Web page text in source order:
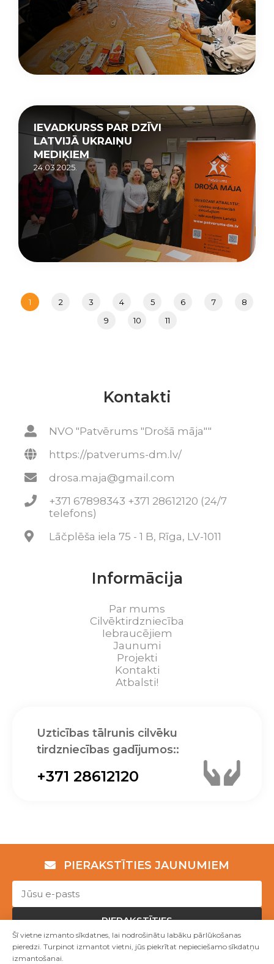
IEVADKURSS PAR DZĪVI
LATVIJĀ UKRAIŅU
MEDIĶIEM
24.03.2025.
1 2 3 4 5 6 7
8
9
10 11
Kontakti
NVO "Patvērums "Drošā māja""
https://patverums-dm.lv/
drosa.maja@gmail.com
+371 67898343 +371 28612120 (24/7
telefons)
Lāčplēša iela 75 - 1 B, Rīga, LV-1011
Informācija
Par mums
Cilvēktirdzniecība
Iebraucējiem
Jaunumi
Projekti
Kontakti
Atbalsti!
Uzticības tālrunis cilvēku
tirdzniecības gadījumos::
+371 28612120
PIERAKSTĪTIES JAUNUMIEM
PIERAKSTĪTIES
Šī vietne izmanto sīkdatnes, lai nodrošinātu labāku pārlūkošanas
pieredzi. Turpinot izmantot vietni, jūs piekrītat nepieciešamo sīkdatņu
izmantošanai.